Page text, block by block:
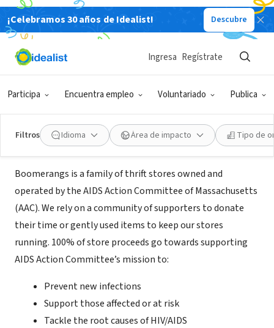
¡Celebramos 30 años de Idealist! Descubre
Participa Encuentra empleo Voluntariado Publica
Ingresa Regístrate
Filtros Idioma Área de impacto Tipo de
ORGANIZACIÓN SIN FIN DE LUCRO
Boomerangs/ AIDS Action
Committee of Massachusetts
Boston, MA ShopBoomerangs.org
Acerca de
Boomerangs is a family of thrift stores owned and
operated by the AIDS Action Committee of Massachusetts
(AAC). We rely on a community of supporters to donate
their time or gently used items to keep our stores
running. 100% of store proceeds go towards supporting
AIDS Action Committee’s mission to:
Prevent new infections
Support those affected or at risk
Tackle the root causes of HIV/AIDS